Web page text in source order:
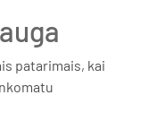
patarimais, kai